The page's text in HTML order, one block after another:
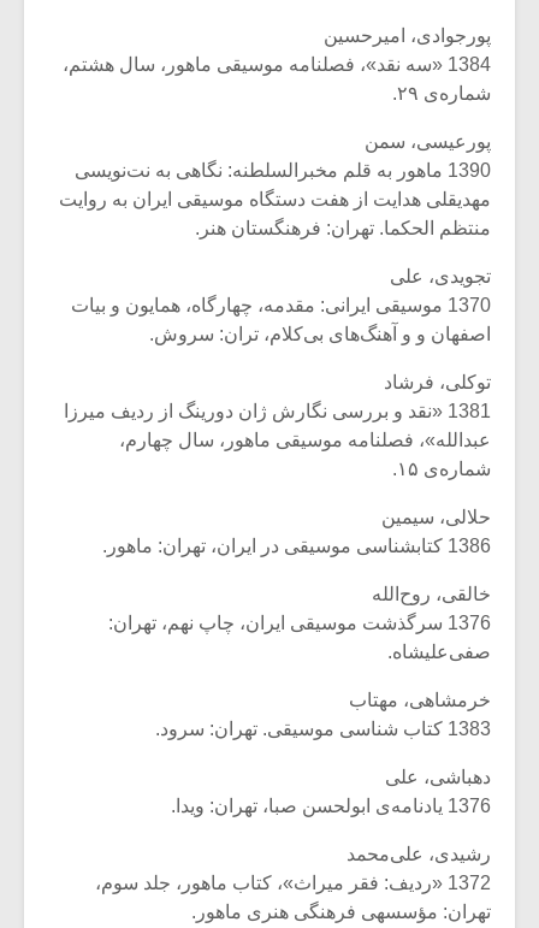
پورجوادی، امیرحسین
1384 «سه نقد»، فصلنامه موسیقی ماهور، سال هشتم،
شماره‌ی ۲۹.
پورعیسی، سمن
1390 ماهور به قلم مخبرالسلطنه: نگاهی به نت‌نویسی
مهدیقلی هدایت از هفت دستگاه موسیقی ایران به روایت
منتظم الحکما. تهران: فرهنگستان هنر.
تجویدی، علی
1370 موسیقی ایرانی: مقدمه، چهارگاه، همایون و بیات
اصفهان و و آهنگ‌های بی‌کلام، تران: سروش.
توکلی، فرشاد
1381 «نقد و بررسی نگارش ژان دورینگ از ردیف میرزا
عبدالله»، فصلنامه موسیقی ماهور، سال چهارم،
شماره‌ی ۱۵.
حلالی، سیمین
1386 کتابشناسی موسیقی در ایران، تهران: ماهور.
خالقی، روح‌الله
1376 سرگذشت موسیقی ایران، چاپ نهم، تهران:
صفی‌علیشاه.
خرمشاهی، مهتاب
1383 کتاب شناسی موسیقی. تهران: سرود.
دهباشی، علی
1376 یادنامه‌ی ابولحسن صبا، تهران: ویدا.
رشیدی، علی‌محمد
1372 «ردیف: فقر میراث»، کتاب ماهور، جلد سوم،
تهران: مؤسسه‏ى فرهنگى هنرى ماهور.